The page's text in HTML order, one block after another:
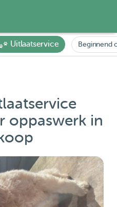
Uitlaatservice Beginnend
oppaswerk in